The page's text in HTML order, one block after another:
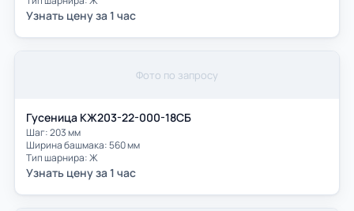
Узнать цену за 1 час
Фото по запросу
Гусеница КЖ203-22-000-18СБ
Шаг: 203 мм
Ширина башмака: 560 мм
Тип шарнира: Ж
Узнать цену за 1 час